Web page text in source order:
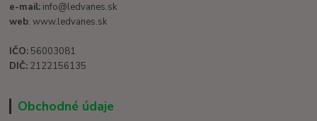
e-mail: info@ledvanes.sk
web: www.ledvanes.sk
IČO: 56003081
DIČ: 2122156135
Obchodné údaje